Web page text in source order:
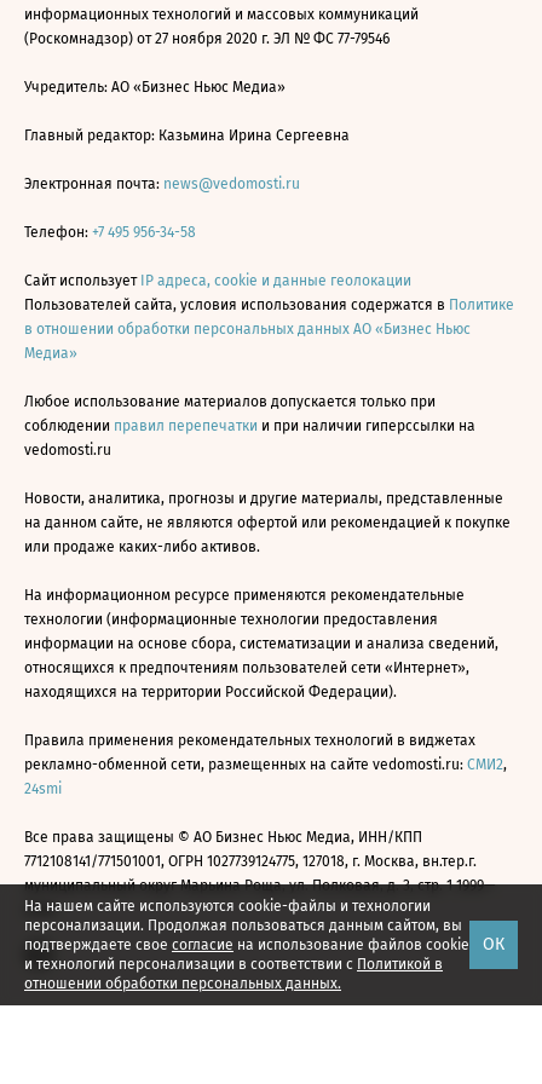
На нашем сайте используются cookie-файлы и технологии
персонализации. Продолжая пользоваться данным сайтом, вы
подтверждаете свое согласие на использование файлов cookie
и технологий персонализации в соответствии с Политикой в
отношении обработки персональных данных.
ОК
информационных технологий и массовых коммуникаций
(Роскомнадзор) от 27 ноября 2020 г. ЭЛ № ФС 77-79546
Учредитель: АО «Бизнес Ньюс Медиа»
Главный редактор: Казьмина Ирина Сергеевна
Электронная почта: news@vedomosti.ru
Телефон: +7 495 956-34-58
Сайт использует IP адреса, cookie и данные геолокации
Пользователей сайта, условия использования содержатся в Политике
в отношении обработки персональных данных АО «Бизнес Ньюс
Медиа»
Любое использование материалов допускается только при
соблюдении правил перепечатки и при наличии гиперссылки на
vedomosti.ru
Новости, аналитика, прогнозы и другие материалы, представленные
на данном сайте, не являются офертой или рекомендацией к покупке
или продаже каких-либо активов.
На информационном ресурсе применяются рекомендательные
технологии (информационные технологии предоставления
информации на основе сбора, систематизации и анализа сведений,
относящихся к предпочтениям пользователей сети «Интернет»,
находящихся на территории Российской Федерации).
Правила применения рекомендательных технологий в виджетах
рекламно-обменной сети, размещенных на сайте vedomosti.ru: СМИ2,
24smi
Все права защищены © АО Бизнес Ньюс Медиа, ИНН/КПП
7712108141/771501001, ОГРН 1027739124775, 127018, г. Москва, вн.тер.г.
муниципальный округ Марьина Роща, ул. Полковая, д. 3, стр. 1 1999—
2026